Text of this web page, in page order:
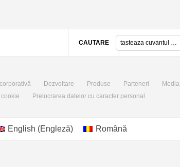
CAUTARE
Dezvoltare Produse Parteneri Media
Prelucrarea datelor cu caracter personal
English (Engleză) Română